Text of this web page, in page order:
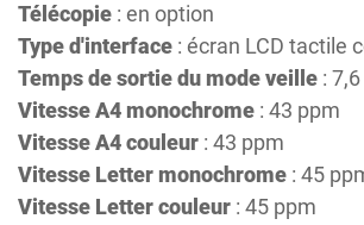
Télécopie : en option
Type d'interface : écran LCD tactile
Temps de sortie du mode veille :
Vitesse A4 monochrome : 43 ppm
Vitesse A4 couleur : 43 ppm
Vitesse Letter monochrome : 45
Vitesse Letter couleur : 45 ppm